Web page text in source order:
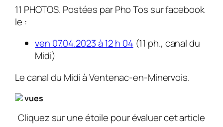
11 PHOTOS. Postées par Pho Tos sur facebook
le :
ven 07.04.2023 à 12 h 04 (11 ph., canal du
Midi)
Le canal du Midi à Ventenac-en-Minervois.
vues
Cliquez sur une étoile pour évaluer cet article